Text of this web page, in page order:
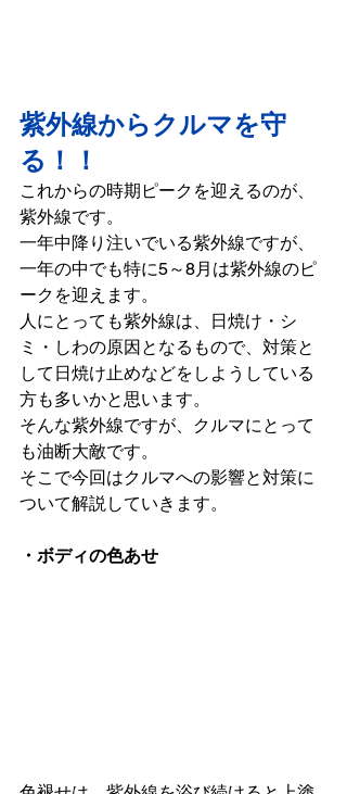
紫外線からクルマを守
る！！
これからの時期ピークを迎えるのが、
紫外線です。
一年中降り注いでいる紫外線ですが、
一年の中でも特に5～8月は紫外線のピ
ークを迎えます。
人にとっても紫外線は、日焼け・シ
ミ・しわの原因となるもので、対策と
して日焼け止めなどをしようしている
方も多いかと思います。
そんな紫外線ですが、クルマにとって
も油断大敵です。
そこで今回はクルマへの影響と対策に
ついて解説していきます。
・ボディの色あせ